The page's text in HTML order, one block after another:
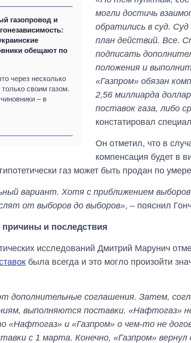
газопровод и
обещают по
через несколько
своим газом.
– в
могли достичь
обратились в суд.
план действий. Все.
подписать
положения и
«Газпром» обязан
2,56 миллиарда
поставок газа, либо
констатировал
Он отметил, что в
компенсация будет в
газ может быть продан по
вариант. Хотя с приближением выборов
от выборов до выборов», – пояснил
причины и последствия
исследований Дмитрий Марунич
была всегда и это могло произойти
дополнительные соглашения. Затем,
выполняются поставки. «Нафтогаз»
«Нафтогаз» и «Газпром» о чем-то не
с 1 марта. Конечно, «Газпром» вернул